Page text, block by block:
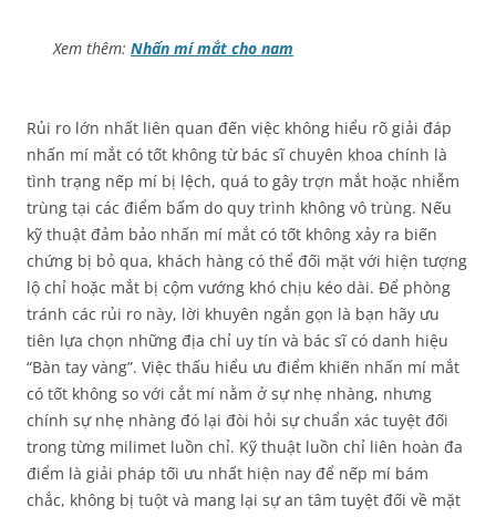
Xem thêm: Nhấn mí mắt cho nam
Rủi ro lớn nhất liên quan đến việc không hiểu rõ giải đáp
nhấn mí mắt có tốt không từ bác sĩ chuyên khoa chính là
tình trạng nếp mí bị lệch, quá to gây trợn mắt hoặc nhiễm
trùng tại các điểm bấm do quy trình không vô trùng. Nếu
kỹ thuật đảm bảo nhấn mí mắt có tốt không xảy ra biến
chứng bị bỏ qua, khách hàng có thể đối mặt với hiện tượng
lộ chỉ hoặc mắt bị cộm vướng khó chịu kéo dài. Để phòng
tránh các rủi ro này, lời khuyên ngắn gọn là bạn hãy ưu
tiên lựa chọn những địa chỉ uy tín và bác sĩ có danh hiệu
“Bàn tay vàng”. Việc thấu hiểu ưu điểm khiến nhấn mí mắt
có tốt không so với cắt mí nằm ở sự nhẹ nhàng, nhưng
chính sự nhẹ nhàng đó lại đòi hỏi sự chuẩn xác tuyệt đối
trong từng milimet luồn chỉ. Kỹ thuật luồn chỉ liên hoàn đa
điểm là giải pháp tối ưu nhất hiện nay để nếp mí bám
chắc, không bị tuột và mang lại sự an tâm tuyệt đối về mặt